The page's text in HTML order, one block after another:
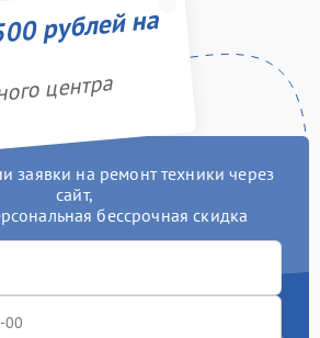
рублей на
центра
заявки на ремонт техники через
сайт,
бессрочная скидка